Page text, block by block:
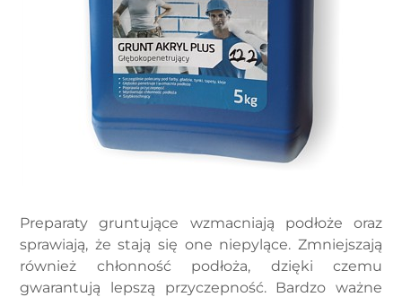
Preparaty gruntujące wzmacniają podłoże oraz
sprawiają, że stają się one niepylące. Zmniejszają
również chłonność podłoża, dzięki czemu
gwarantują lepszą przyczepność. Bardzo ważne